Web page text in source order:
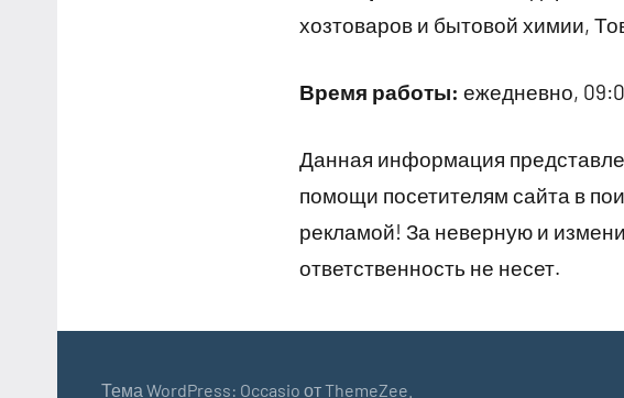
хозтоваров и бытовой химии,
Время работы: ежедневно,
Данная информация
помощи посетителям сайта в
рекламой! За неверную и
ответственность не несет.
Тема WordPress: Occasio от ThemeZee.